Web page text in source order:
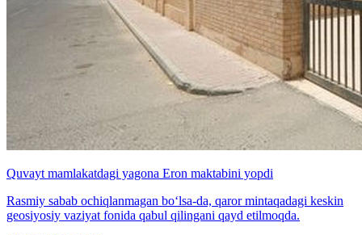
Quvayt mamlakatdagi yagona Eron maktabini yopdi
Rasmiy sabab ochiqlanmagan bo‘lsa-da, qaror mintaqadagi keskin
geosiyosiy vaziyat fonida qabul qilingani qayd etilmoqda.